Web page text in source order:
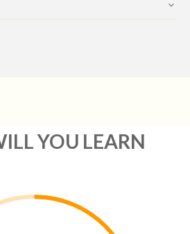
YOU LEARN